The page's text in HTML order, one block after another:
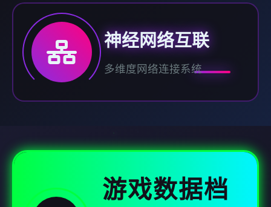
神经网络互联
多维度网络连接系统
游戏数据档